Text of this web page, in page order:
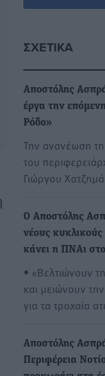
ΣΧΕΤΙΚΆ
Αποστόλης
έργα την
Ρόδο»
Την ανανέωση
του
Γιώργου
Ο Αποστόλης
νέους
κάνει η ΠΝΑι
• «Βελτιώνουν
και μειώνουν
για τα τροχαία
Αποστόλης
Περιφέρεια